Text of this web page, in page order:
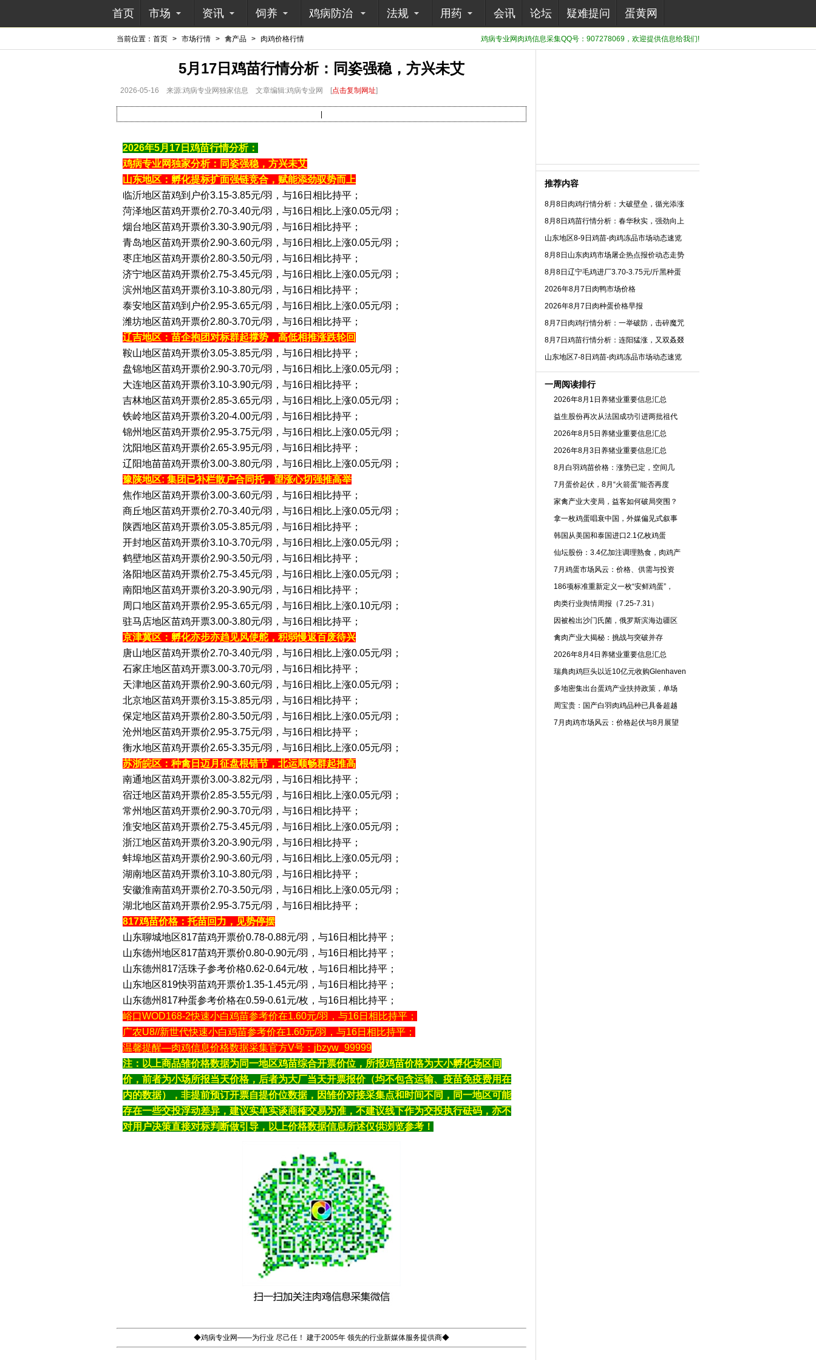
首页 市场 资讯 饲养 鸡病防治 法规 用药 会讯 论坛 疑难提问 蛋黄网
鸡病专业网肉鸡信息采集QQ号：907278069，欢迎提供信息给我们!
当前位置： 首页 > 市场行情 > 禽产品 > 肉鸡价格行情
5月17日鸡苗行情分析：同姿强稳，方兴未艾
2026-05-16 来源:鸡病专业网独家信息 文章编辑:鸡病专业网 [点击复制网址]
2026年5月17日鸡苗行情分析：
鸡病专业网独家分析：同姿强稳，方兴未艾
山东地区：孵化提标扩面强链竞合，赋能添劲驭势而上
临沂地区苗鸡到户价3.15-3.85元/羽，与16日相比持平；
菏泽地区苗鸡开票价2.70-3.40元/羽，与16日相比上涨0.05元/羽；
烟台地区苗鸡开票价3.30-3.90元/羽，与16日相比持平；
青岛地区苗鸡开票价2.90-3.60元/羽，与16日相比上涨0.05元/羽；
枣庄地区苗鸡开票价2.80-3.50元/羽，与16日相比持平；
济宁地区苗鸡开票价2.75-3.45元/羽，与16日相比上涨0.05元/羽；
滨州地区苗鸡开票价3.10-3.80元/羽，与16日相比持平；
泰安地区苗鸡到户价2.95-3.65元/羽，与16日相比上涨0.05元/羽；
潍坊地区苗鸡开票价2.80-3.70元/羽，与16日相比持平；
辽吉地区：苗企抱团对标群起撑势，高低相推涨跌轮回
鞍山地区苗鸡开票价3.05-3.85元/羽，与16日相比持平；
盘锦地区苗鸡开票价2.90-3.70元/羽，与16日相比上涨0.05元/羽；
大连地区苗鸡开票价3.10-3.90元/羽，与16日相比持平；
吉林地区苗鸡开票价2.85-3.65元/羽，与16日相比上涨0.05元/羽；
铁岭地区苗鸡开票价3.20-4.00元/羽，与16日相比持平；
锦州地区苗鸡开票价2.95-3.75元/羽，与16日相比上涨0.05元/羽；
沈阳地区苗鸡开票价2.65-3.95元/羽，与16日相比持平；
辽阳地苗苗鸡开票价3.00-3.80元/羽，与16日相比上涨0.05元/羽；
豫陕地区: 集团已补栏散户合同托，望涨心切强推高举
焦作地区苗鸡开票价3.00-3.60元/羽，与16日相比持平；
商丘地区苗鸡开票价2.70-3.40元/羽，与16日相比上涨0.05元/羽；
陕西地区苗鸡开票价3.05-3.85元/羽，与16日相比持平；
开封地区苗鸡开票价3.10-3.70元/羽，与16日相比上涨0.05元/羽；
鹤壁地区苗鸡开票价2.90-3.50元/羽，与16日相比持平；
洛阳地区苗鸡开票价2.75-3.45元/羽，与16日相比上涨0.05元/羽；
南阳地区苗鸡开票价3.20-3.90元/羽，与16日相比持平；
周口地区苗鸡开票价2.95-3.65元/羽，与16日相比上涨0.10元/羽；
驻马店地区苗鸡开票3.00-3.80元/羽，与16日相比持平；
京津冀区：孵化亦步亦趋见风使舵，积弱慢返百废待兴
唐山地区苗鸡开票价2.70-3.40元/羽，与16日相比上涨0.05元/羽；
石家庄地区苗鸡开票3.00-3.70元/羽，与16日相比持平；
天津地区苗鸡开票价2.90-3.60元/羽，与16日相比上涨0.05元/羽；
北京地区苗鸡开票价3.15-3.85元/羽，与16日相比持平；
保定地区苗鸡开票价2.80-3.50元/羽，与16日相比上涨0.05元/羽；
沧州地区苗鸡开票价2.95-3.75元/羽，与16日相比持平；
衡水地区苗鸡开票价2.65-3.35元/羽，与16日相比上涨0.05元/羽；
苏浙皖区：种禽日迈月征盘根错节，北运顺畅群起推高
南通地区苗鸡开票价3.00-3.82元/羽，与16日相比持平；
宿迁地区苗鸡开票价2.85-3.55元/羽，与16日相比上涨0.05元/羽；
常州地区苗鸡开票价2.90-3.70元/羽，与16日相比持平；
淮安地区苗鸡开票价2.75-3.45元/羽，与16日相比上涨0.05元/羽；
浙江地区苗鸡开票价3.20-3.90元/羽，与16日相比持平；
蚌埠地区苗鸡开票价2.90-3.60元/羽，与16日相比上涨0.05元/羽；
湖南地区苗鸡开票价3.10-3.80元/羽，与16日相比持平；
安徽淮南苗鸡开票价2.70-3.50元/羽，与16日相比上涨0.05元/羽；
湖北地区苗鸡开票价2.95-3.75元/羽，与16日相比持平；
817鸡苗价格：托苗回力，见势停摆
山东聊城地区817苗鸡开票价0.78-0.88元/羽，与16日相比持平；
山东德州地区817苗鸡开票价0.80-0.90元/羽，与16日相比持平；
山东德州817活珠子参考价格0.62-0.64元/枚，与16日相比持平；
山东地区819快羽苗鸡开票价1.35-1.45元/羽，与16日相比持平；
山东德州817种蛋参考价格在0.59-0.61元/枚，与16日相比持平；
峪口WOD168-2快速小白鸡苗参考价在1.60元/羽，与16日相比持平；
广农U8//新世代快速小白鸡苗参考价在1.60元/羽，与16日相比持平；
温馨提醒—肉鸡信息价格数据采集官方V号：jbzyw_99999
注：以上商品雏价格数据为同一地区鸡苗综合开票价位，所报鸡苗价格为大小孵化场区间
价，前者为小场所报当天价格，后者为大厂当天开票报价（均不包含运输、疫苗免疫费用在
内的数据），非提前预订开票自提价位数据，因雏价对接采集点和时间不同，同一地区可能
存在一些交投浮动差异，建议实单实谈商榷交易为准，不建议线下作为交投执行砝码，亦不
对用户决策直接对标判断做引导，以上价格数据信息所述仅供浏览参考！
◆鸡病专业网——为行业 尽己任！ 建于2005年 领先的行业新媒体服务提供商◆
推荐内容
8月8日肉鸡行情分析：大破壁垒，循光添涨
8月8日鸡苗行情分析：春华秋实，强劲向上
山东地区8-9日鸡苗-肉鸡冻品市场动态速览
8月8日山东肉鸡市场屠企热点报价动态走势
8月8日辽宁毛鸡进厂3.70-3.75元/斤黑种蛋
2026年8月7日肉鸭市场价格
2026年8月7日肉种蛋价格早报
8月7日肉鸡行情分析：一举破防，击碎魔咒
8月7日鸡苗行情分析：连阳猛涨，又双叒叕
山东地区7-8日鸡苗-肉鸡冻品市场动态速览
一周阅读排行
2026年8月1日养猪业重要信息汇总
益生股份再次从法国成功引进两批祖代
2026年8月5日养猪业重要信息汇总
2026年8月3日养猪业重要信息汇总
8月白羽鸡苗价格：涨势已定，空间几
7月蛋价起伏，8月“火箭蛋”能否再度
家禽产业大变局，益客如何破局突围？
拿一枚鸡蛋唱衰中国，外媒偏见式叙事
韩国从美国和泰国进口2.1亿枚鸡蛋
仙坛股份：3.4亿加注调理熟食，肉鸡产
7月鸡蛋市场风云：价格、供需与投资
186项标准重新定义一枚“安鲜鸡蛋”，
肉类行业舆情周报（7.25-7.31）
因被检出沙门氏菌，俄罗斯滨海边疆区
禽肉产业大揭秘：挑战与突破并存
2026年8月4日养猪业重要信息汇总
瑞典肉鸡巨头以近10亿元收购Glenhaven
多地密集出台蛋鸡产业扶持政策，单场
周宝贵：国产白羽肉鸡品种已具备超越
7月肉鸡市场风云：价格起伏与8月展望